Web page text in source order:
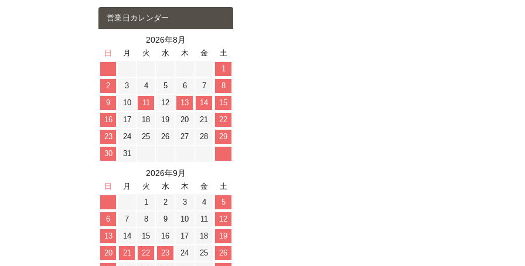
営業日カレンダー
2026年8月
日 月 火 水 木 金
土
1
2
3 4 5 6 7
8
9
10 11 12 13 14
15
16
17 18 19 20 21
22
23
24 25 26 27 28
29
30
31
2026年9月
日 月 火 水 木 金
土
1
2 3 4
5
6
7 8 9 10 11
12
13
14 15 16 17 18
19
20
21 22 23 24 25
26